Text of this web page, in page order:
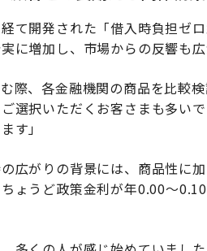
て開発された「借入時負担ゼ
に増加し、市場からの反響も広
む際、各金融機関の商品を比較
選択いただくお客さまも多い
す」
広がりの背景には、商品性に
ょうど政策金利が年0.00〜